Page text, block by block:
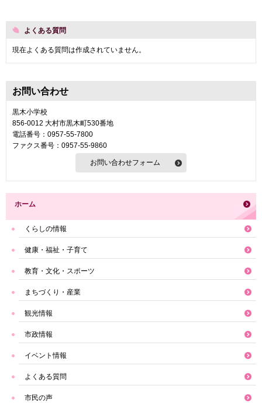
よくある質問
現在よくある質問は作成されていません。
お問い合わせ
黒木小学校
856-0012 大村市黒木町530番地
電話番号：0957-55-7800
ファクス番号：0957-55-9860
ホーム
くらしの情報
健康・福祉・子育て
教育・文化・スポーツ
まちづくり・産業
観光情報
市政情報
イベント情報
よくある質問
市民の声